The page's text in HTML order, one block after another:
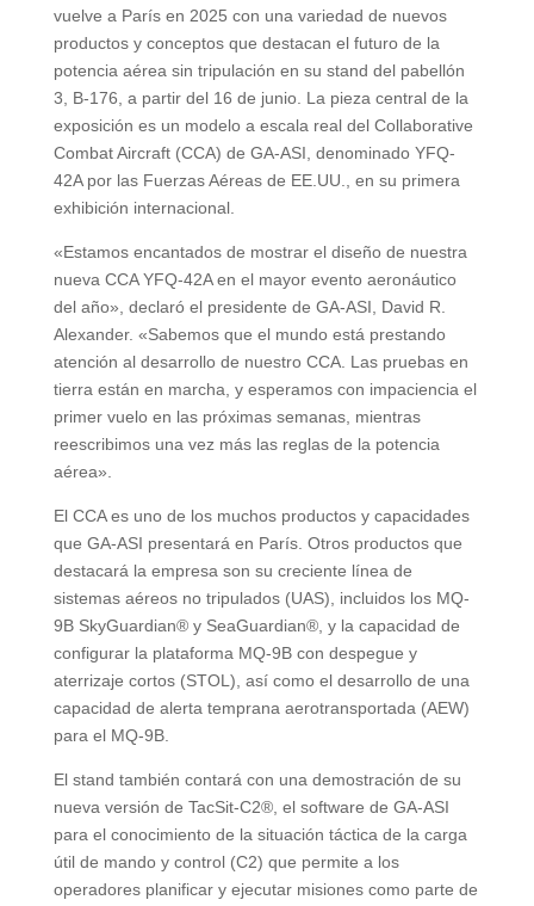
vuelve a París en 2025 con una variedad de nuevos
productos y conceptos que destacan el futuro de la
potencia aérea sin tripulación en su stand del pabellón
3, B-176, a partir del 16 de junio. La pieza central de la
exposición es un modelo a escala real del Collaborative
Combat Aircraft (CCA) de GA-ASI, denominado YFQ-
42A por las Fuerzas Aéreas de EE.UU., en su primera
exhibición internacional.
«Estamos encantados de mostrar el diseño de nuestra
nueva CCA YFQ-42A en el mayor evento aeronáutico
del año», declaró el presidente de GA-ASI, David R.
Alexander. «Sabemos que el mundo está prestando
atención al desarrollo de nuestro CCA. Las pruebas en
tierra están en marcha, y esperamos con impaciencia el
primer vuelo en las próximas semanas, mientras
reescribimos una vez más las reglas de la potencia
aérea».
El CCA es uno de los muchos productos y capacidades
que GA-ASI presentará en París. Otros productos que
destacará la empresa son su creciente línea de
sistemas aéreos no tripulados (UAS), incluidos los MQ-
9B SkyGuardian® y SeaGuardian®, y la capacidad de
configurar la plataforma MQ-9B con despegue y
aterrizaje cortos (STOL), así como el desarrollo de una
capacidad de alerta temprana aerotransportada (AEW)
para el MQ-9B.
El stand también contará con una demostración de su
nueva versión de TacSit-C2®, el software de GA-ASI
para el conocimiento de la situación táctica de la carga
útil de mando y control (C2) que permite a los
operadores planificar y ejecutar misiones como parte de